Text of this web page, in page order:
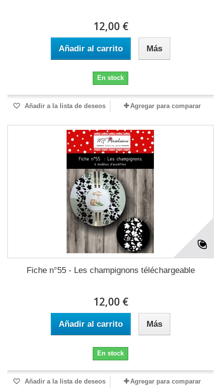
12,00 €
Añadir al carrito Más
En stock
Añadir a la lista de deseos Agregar para comparar
Fiche n°55 - Les champignons téléchargeable
12,00 €
Añadir al carrito Más
En stock
Añadir a la lista de deseos Agregar para comparar